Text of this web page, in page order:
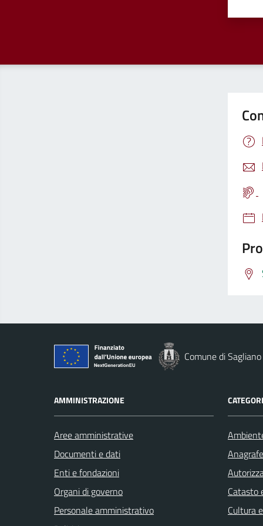
Comune di
AMMINISTRAZIONE
Aree amministrative
Documenti e dati
Enti e fondazioni
Organi di governo
Personale amministrativo
Catasto
Cultura